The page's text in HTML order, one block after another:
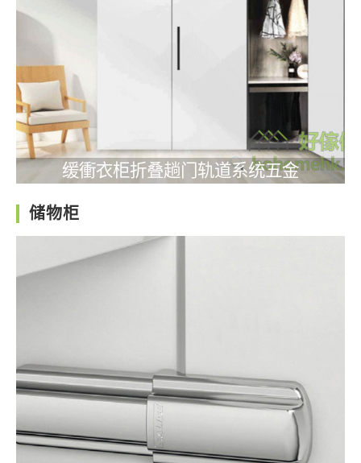
缓衝衣柜折叠趟门轨道系统五金
储物柜